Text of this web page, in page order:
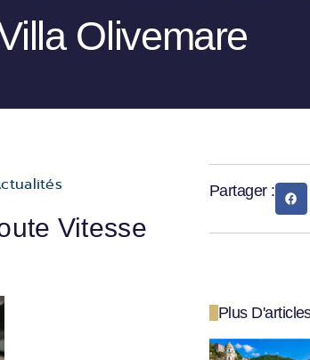
Olivemare
Vitesse
Partager :
Plus